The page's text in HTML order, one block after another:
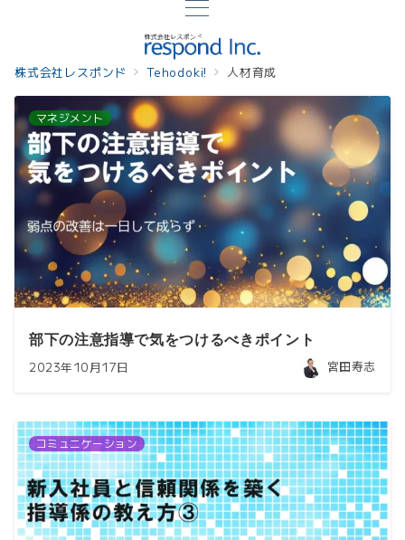
株式会社レスポンド Tehodoki! 人材育成
マネジメント
部下の注意指導で気をつけるべきポイント
2023年10月17日 宮田寿志
コミュニケーション